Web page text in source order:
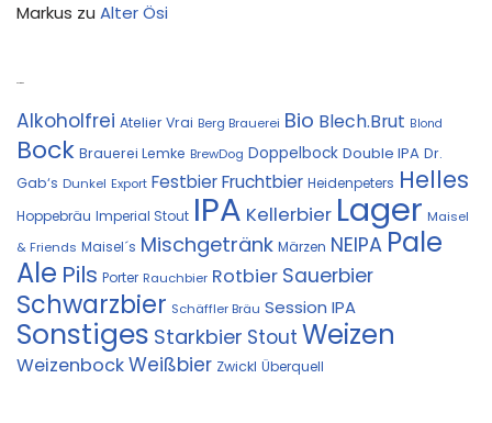
Markus zu Alter Ösi
Alkoholfrei Atelier Vrai Berg Brauerei Bio Blech.Brut Blond
Bock Brauerei Lemke BrewDog Doppelbock Double IPA Dr.
Gab‘s Dunkel Export FestbierFruchtbier Heidenpeters Helles
Hoppebräu Imperial Stout IPA Kellerbier Lager Maisel
& Friends Maisel´s Mischgetränk Märzen NEIPA Pale
Ale Pils Porter Rauchbier Rotbier Sauerbier
Schwarzbier Schäffler Bräu Session IPA
Sonstiges Starkbier Stout Weizen
WeizenbockWeißbier Zwickl Überquell